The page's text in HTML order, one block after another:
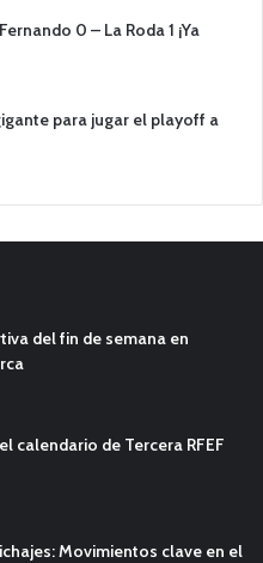
0 – La Roda 1 ¡Ya
para jugar el playoff a
del fin de semana en
calendario de Tercera RFEF
Movimientos clave en el